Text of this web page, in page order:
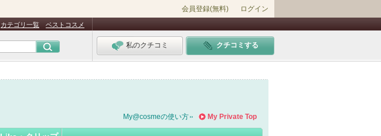
会員登録(無料) ログイン
カテゴリ一覧 ベストコスメ
私のクチコミ クチコミする
My Private Top
My@cosmeの使い方